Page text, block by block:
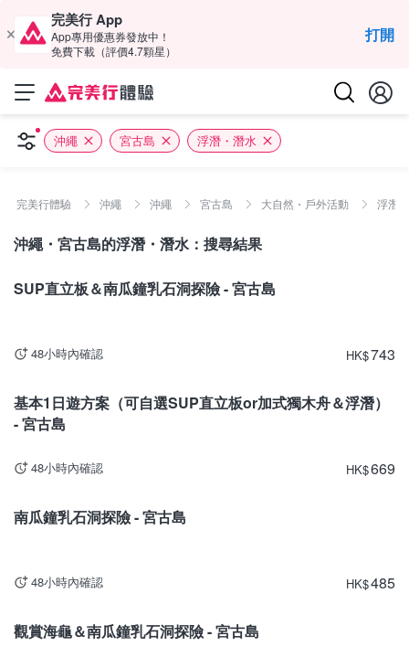
完美行 App
App專用優惠券發放中！
免費下載（評價4.7顆星）
打開
沖繩 宮古島 浮潛・潛水
完美行體驗 沖繩 沖繩 宮古島 大自然・戶外活動 浮潛
沖繩・宮古島的浮潛・潛水：搜尋結果
沖繩
SUP直立板＆南瓜鐘乳石洞探險 - 宮古島
48小時內確認 HK$743
基本1日遊方案（可自選SUP直立板or加式獨木舟＆浮潛）
- 宮古島
48小時內確認 HK$669
南瓜鐘乳石洞探險 - 宮古島
48小時內確認 HK$485
觀賞海龜＆南瓜鐘乳石洞探險 - 宮古島